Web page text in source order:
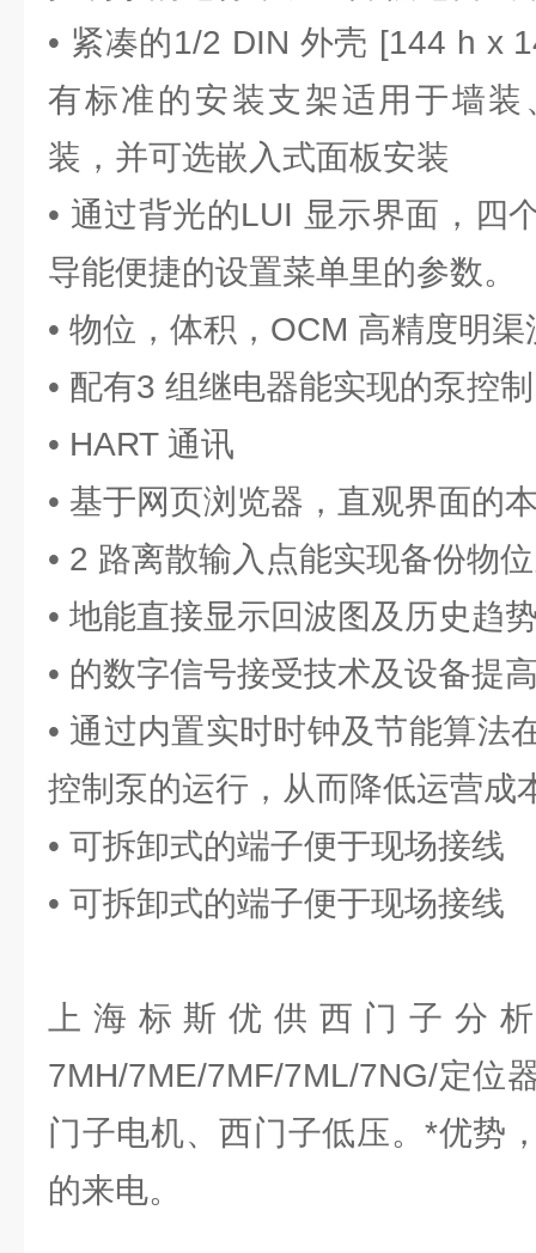
• 紧凑的1/2 DIN 外壳 [144 h x
有标准的安装支架适用于墙装
装，并可选嵌入式面板安装
• 通过背光的LUI 显示界面，四
导能便捷的设置菜单里的参数。
• 物位，体积，OCM 高精度明渠
• 配有3 组继电器能实现的泵控
• HART 通讯
• 基于网页浏览器，直观界面的
• 2 路离散输入点能实现备份物
• 地能直接显示回波图及历史趋
• 的数字信号接受技术及设备提
• 通过内置实时时钟及节能算法
控制泵的运行，从而降低运营成
• 可拆卸式的端子便于现场接线
• 可拆卸式的端子便于现场接线
上海标斯优供西门子分
7MH/7ME/7MF/7ML/7NG/定位
门子电机、西门子低压。*优势
的来电。